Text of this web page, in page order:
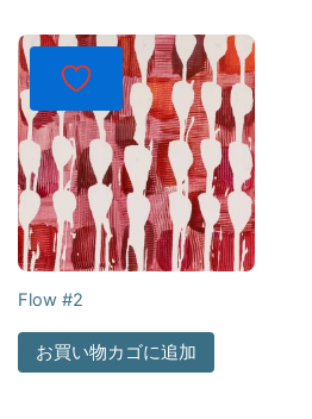
Flow #2
お買い物カゴに追加